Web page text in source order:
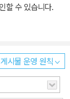
할 수 있습니다.
게시물 운영 원칙